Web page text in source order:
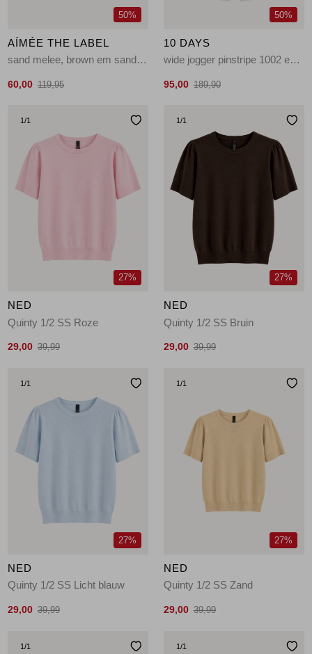
50%
AÍMÉE THE LABEL
sand melee, brown em sand melee, brown embroidery
60,00 119,95
50%
10 DAYS
wide jogger pinstripe 1002 ecru
95,00 189,90
1/1
27%
NED
Quinty 1/2 SS Roze
29,00 39,99
1/1
27%
NED
Quinty 1/2 SS Bruin
29,00 39,99
1/1
27%
NED
Quinty 1/2 SS Licht blauw
29,00 39,99
1/1
27%
NED
Quinty 1/2 SS Zand
29,00 39,99
1/1 1/1